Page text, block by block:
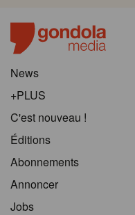
News
+PLUS
C'est nouveau !
Éditions
Abonnements
Annoncer
Jobs